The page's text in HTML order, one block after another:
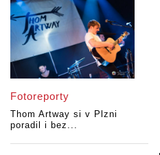
Fotoreporty
Thom Artway si v Plzni
poradil i bez...